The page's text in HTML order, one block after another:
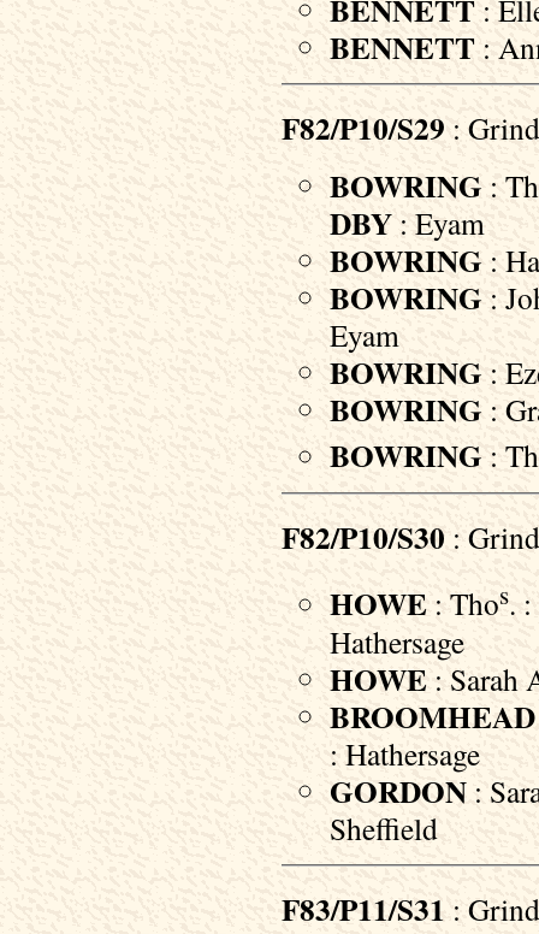
BENNETT :
BENNETT :
F82/P10/S29 :
BOWRING :
DBY : Eyam
BOWRING :
BOWRING :
Eyam
BOWRING :
BOWRING :
BOWRING :
F82/P10/S30 :
HOWE : Thos.
Hathersage
HOWE : Sarah
BROOMHEAD
: Hathersage
GORDON :
Sheffield
F83/P11/S31 :